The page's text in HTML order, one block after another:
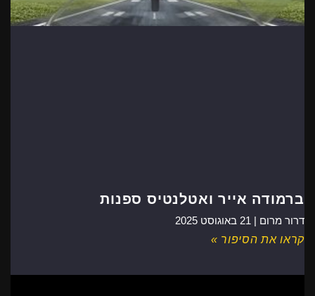
ברמודה אייר ואטלנטיס ספנות
דרור מרום | 21 באוגוסט 2025
קראו את הסיפור »